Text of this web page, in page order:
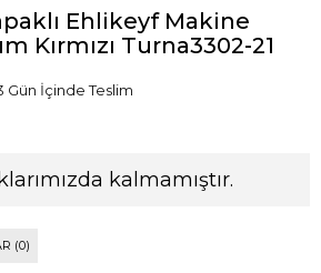
Ehlikeyf Makine
Kırmızı Turna3302-21
Gün İçinde Teslim
kalmamıştır.
(0)